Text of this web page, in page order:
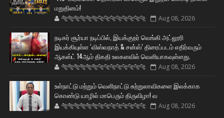
மறுதினம்!
🐅🐅🐅🐅🐅🐅🐆🐆🐆🐆🐆🐆🐆🐆 Aug 08, 2026
நடிகர் சூர்யா நடிப்பில், இயக்குநர் வெங்கி அட்லூரி
இயக்கியுள்ள ‘விஸ்வநாத் & சன்ஸ்’ திரைப்படம் எதிர்வரும்
ஆகஸ்ட் 14ஆம் திகதி உலகளவில் வெளியாகவுள்ளது.
🐅🐅🐅🐅🐅🐅🐆🐆🐆🐆🐆🐆🐆🐆 Aug 08, 2026
உள்நாட்டு மற்றும் வெளிநாட்டு சுற்றுலாவிகளை இலக்காக
கொண்டு யாழில் மாபெரும் திருவிழா! வ
🐅🐅🐅🐅🐅🐅🐆🐆🐆🐆🐆🐆🐆🐆 Aug 08, 2026